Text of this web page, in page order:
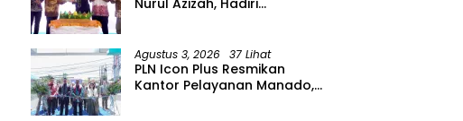
Agustus 3, 2026 37 Lihat
PLN Icon Plus Resmikan
Kantor Pelayanan Manado,